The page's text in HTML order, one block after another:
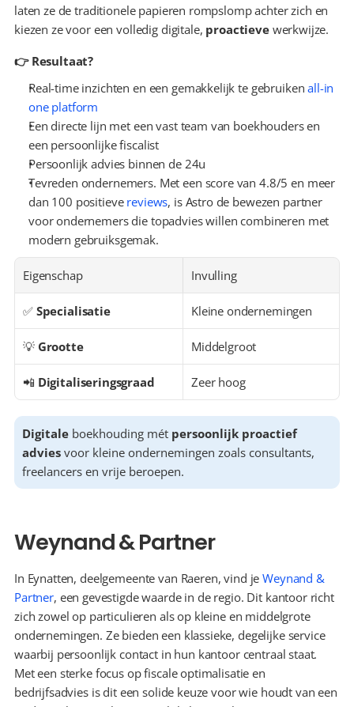
laten ze de traditionele papieren rompslomp achter zich en
kiezen ze voor een volledig digitale, proactieve werkwijze.
👉 Resultaat?
Real-time inzichten en een gemakkelijk te gebruiken all-in
one platform
Een directe lijn met een vast team van boekhouders en
een persoonlijke fiscalist
Persoonlijk advies binnen de 24u
Tevreden ondernemers. Met een score van 4.8/5 en meer
dan 100 positieve reviews, is Astro de bewezen partner
voor ondernemers die topadvies willen combineren met
modern gebruiksgemak.
Eigenschap Invulling
✅ Specialisatie Kleine ondernemingen
💡 Grootte Middelgroot
📲 Digitaliseringsgraad Zeer hoog
Digitale boekhouding mét persoonlijk proactief
advies voor kleine ondernemingen zoals consultants,
freelancers en vrije beroepen.
Weynand & Partner
In Eynatten, deelgemeente van Raeren, vind je Weynand &
Partner, een gevestigde waarde in de regio. Dit kantoor richt
zich zowel op particulieren als op kleine en middelgrote
ondernemingen. Ze bieden een klassieke, degelijke service
waarbij persoonlijk contact in hun kantoor centraal staat.
Met een sterke focus op fiscale optimalisatie en
bedrijfsadvies is dit een solide keuze voor wie houdt van een